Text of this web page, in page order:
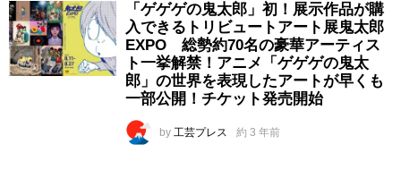
「ゲゲゲの鬼太郎」初！展示作品が購
入できるトリビュートアート展鬼太郎
EXPO 総勢約70名の豪華アーティス
ト一挙解禁！アニメ「ゲゲゲの鬼太
郎」の世界を表現したアートが早くも
一部公開！チケット発売開始
by 工芸プレス 約 3 年前